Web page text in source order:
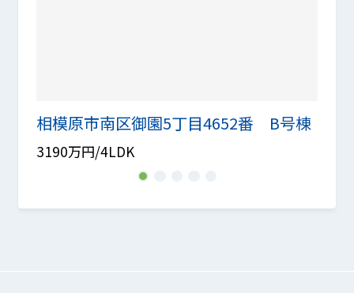
相模原市南区御園5丁目4652番 B号棟
3190万円/4LDK
1